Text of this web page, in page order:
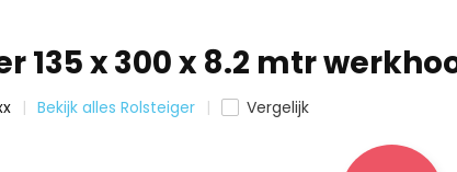
135 x 300 x 8.2 mtr
Bekijk alles Rolsteiger Vergelijk